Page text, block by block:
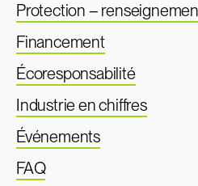
Protection –
Financement
Écoresponsabilité
Industrie en chiffres
Événements
FAQ